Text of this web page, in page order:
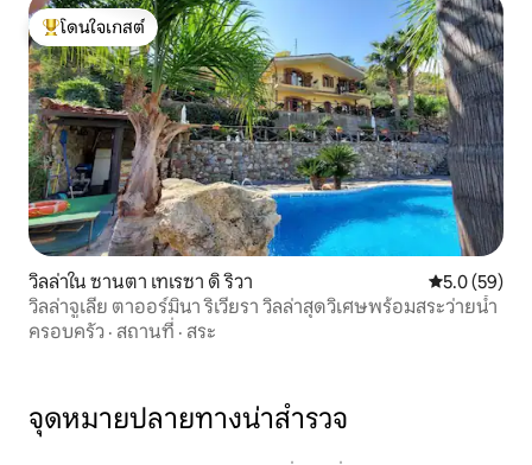
โดนใจเกสต์ที่สุด
โดนใจเกสต์
วิลล่าใน ซานตา เทเรซา ดิ ริวา คะแนนเฉลี่ย
5.0 (59)
วิลล่าจูเลีย ตาออร์มินา ริเวียรา วิลล่าสุดวิเศษพร้อมสระว่ายน้ำ
ครอบครัว · สถานที่ · สระ
จุดหมายปลายทางน่าสำรวจ